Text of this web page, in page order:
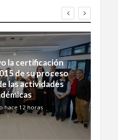
la certificación
de su proceso
las actividades
hace 12 horas